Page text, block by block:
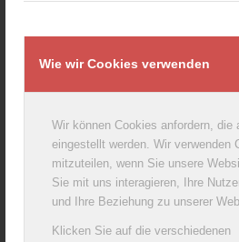
Wie wir Cookies verwenden
Wir können Cookies anfordern, die
eingestellt werden. Wir verwenden
mitzuteilen, wenn Sie unsere
Sie mit uns interagieren, Ihre
und Ihre Beziehung zu unserer
Klicken Sie auf die verschiedenen
Coburger Baking